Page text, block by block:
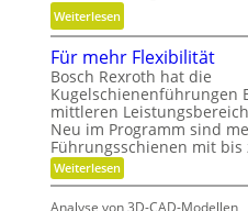
m
i
u
n
d
P
l
a
t
t
i
e
b
u
n
d
H
e
A
r
m
a
t
u
r
e
Weiterlesen:
K
u
n
s
t
s
t
o
f
Für mehr Flexibilität
Bosch Rexroth hat die
Kugelschienenführungen
mittleren
Neu im Programm sind
Führungsschienen mit bis
Weiterlesen:
F
Analyse von 3D-CAD-Modellen